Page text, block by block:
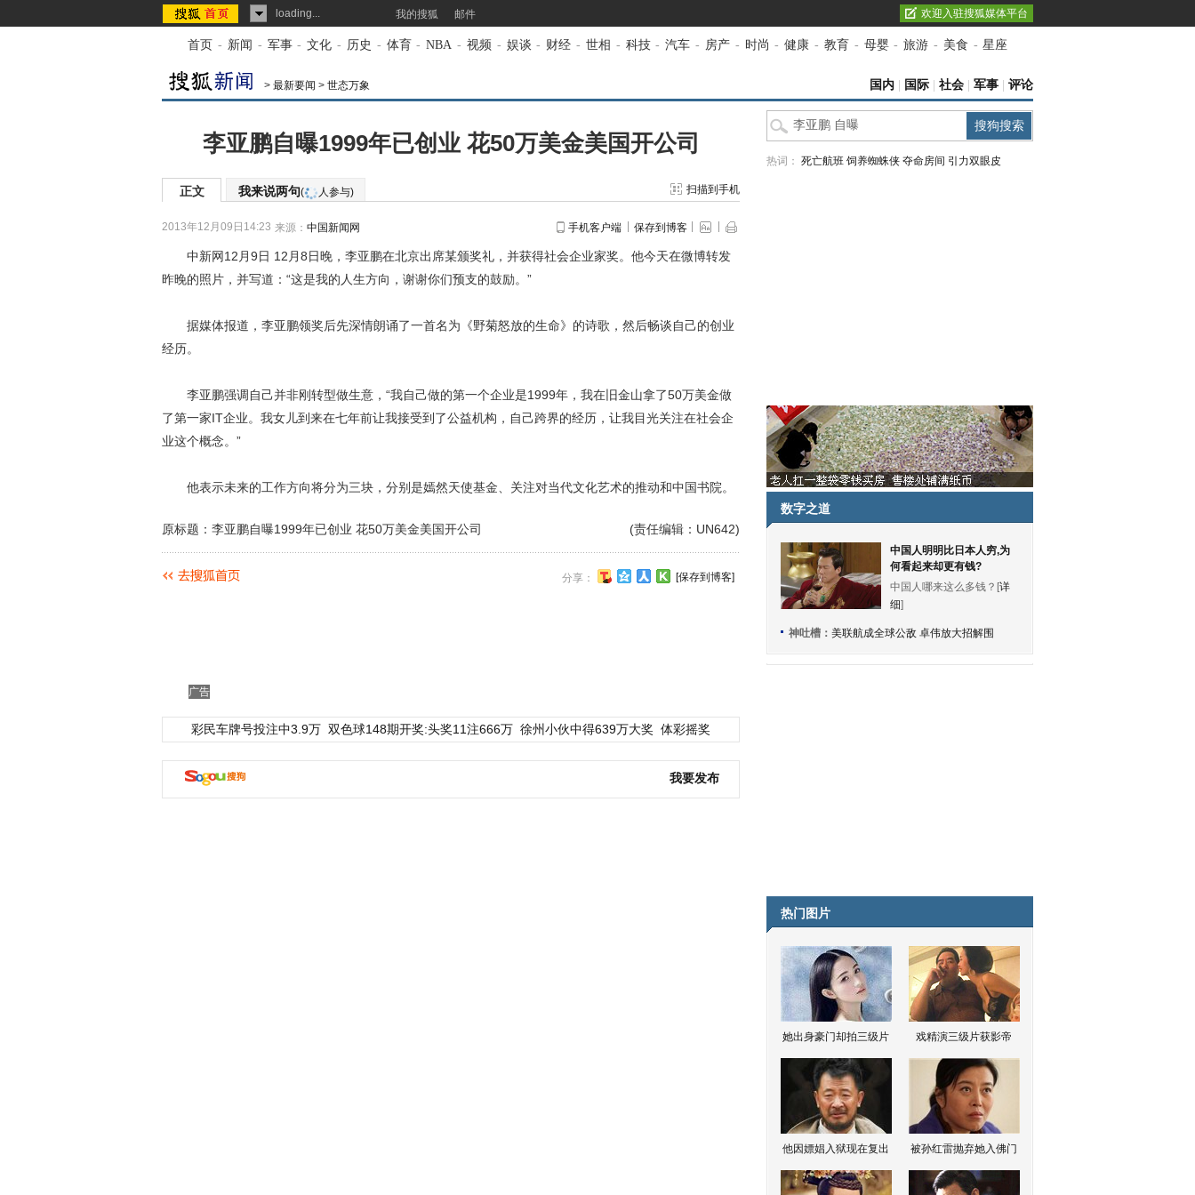
loading... 我的搜狐 邮件 欢迎入驻搜狐媒体平台
首页 - 新闻 - 军事 - 文化 - 历史 - 体育 - NBA - 视频 - 娱谈 - 财经 - 世相 - 科技 - 汽车 - 房产 - 时尚 - 健康 - 教育 - 母婴 - 旅游 - 美食 - 星座
> 最新要闻 > 世态万象 国内 国际 社会 军事 评论
李亚鹏自曝1999年已创业 花50万美金美国开公司
正文 我来说两句( 人参与) 扫描到手机
2013年12月09日14:23 来源： 中国新闻网 手机客户端 保存到博客
中新网12月9日 12月8日晚，李亚鹏在北京出席某颁奖礼，并获得社会企业家奖。他今天在微博转发
昨晚的照片，并写道：“这是我的人生方向，谢谢你们预支的鼓励。”
据媒体报道，李亚鹏领奖后先深情朗诵了一首名为《野菊怒放的生命》的诗歌，然后畅谈自己的创业
经历。
李亚鹏强调自己并非刚转型做生意，“我自己做的第一个企业是1999年，我在旧金山拿了50万美金做
了第一家IT企业。我女儿到来在七年前让我接受到了公益机构，自己跨界的经历，让我目光关注在社会企
业这个概念。”
他表示未来的工作方向将分为三块，分别是嫣然天使基金、关注对当代文化艺术的推动和中国书院。
(责任编辑：UN642)
原标题：李亚鹏自曝1999年已创业 花50万美金美国开公司
分享： [保存到博客]
广告
彩民车牌号投注中3.9万 双色球148期开奖:头奖11注666万 徐州小伙中得639万大奖 体彩摇奖
我要发布
热词： 死亡航班 饲养蜘蛛侠 夺命房间 引力双眼皮
数字之道
中国人明明比日本人穷,为
何看起来却更有钱?
中国人哪来这么多钱？[详
细]
神吐槽： 美联航成全球公敌 卓伟放大招解围
热门图片
她出身豪门却拍三级片 戏精演三级片获影帝
他因嫖娼入狱现在复出 被孙红雷抛弃她入佛门